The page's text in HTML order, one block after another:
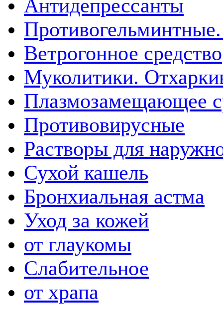
Антидепрессанты
Ветрогонное средство
Муколитики.
Плазмозамещающее
Противовирусные
Растворы для
Сухой кашель
Бронхиальная астма
Уход за кожей
от глаукомы
Слабительное
от храпа